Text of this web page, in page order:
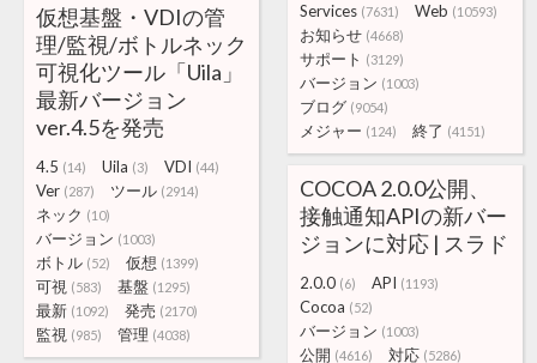
Services (7631) Web (10593)
お知らせ (4668)
サポート (3129)
バージョン (1003)
ブログ (9054)
メジャー (124) 終了 (4151)
仮想基盤・VDIの管
理/監視/ボトルネック
可視化ツール「Uila」
最新バージョン
ver.4.5を発売
4.5 (14) Uila (3) VDI (44)
Ver (287) ツール (2914)
ネック (10)
バージョン (1003)
ボトル (52) 仮想 (1399)
可視 (583) 基盤 (1295)
最新 (1092) 発売 (2170)
監視 (985) 管理 (4038)
COCOA 2.0.0公開、
接触通知APIの新バー
ジョンに対応 | スラド
2.0.0 (6) API (1193)
Cocoa (52)
バージョン (1003)
公開 (4616) 対応 (5286)